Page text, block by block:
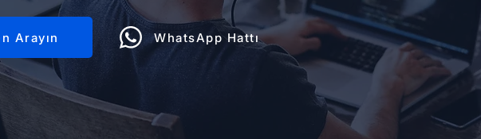
Arayın WhatsApp Hattı